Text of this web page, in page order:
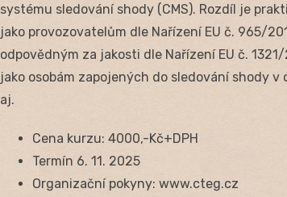
systému sledování shody (CMS). Rozdíl je
jako provozovatelům dle Nařízení EU č. 965/
odpovědným za jakosti dle Nařízení EU č.
jako osobám zapojených do sledování shody
aj.
Cena kurzu: 4000,-Kč+DPH
Termín 6. 11. 2025
Organizační pokyny: www.cteg.cz